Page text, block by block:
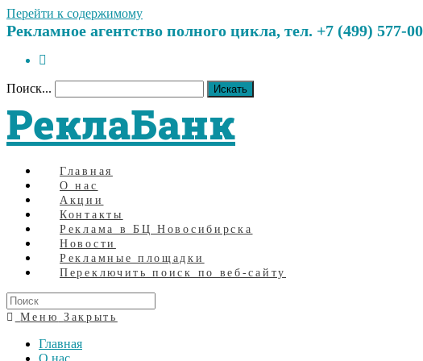
Перейти к содержимому
Рекламное агентство полного цикла, тел. +7 (499)
Поиск... Искать
РеклаБанк
Главная
О нас
Акции
Контакты
Реклама в БЦ Новосибирска
Новости
Рекламные площадки
Переключить поиск по веб-сайту
Меню Закрыть
Главная
О нас